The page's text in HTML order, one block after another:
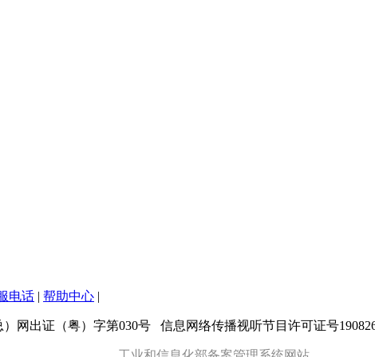
电话 | 帮助中心 |
网出证（粤）字第030号 信息网络传播视听节目许可证号